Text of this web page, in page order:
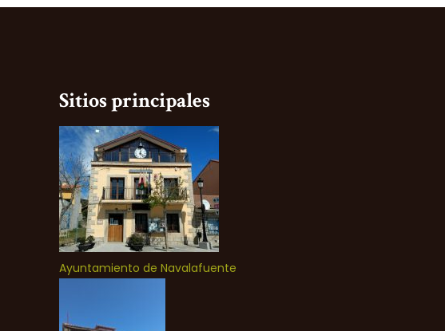
Sitios principales
Ayuntamiento de Navalafuente